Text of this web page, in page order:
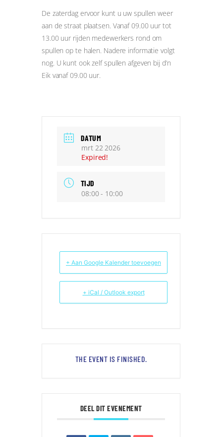
De zaterdag ervoor kunt u uw spullen weer
aan de straat plaatsen. Vanaf 09.00 uur tot
13.00 uur rijden medewerkers rond om
spullen op te halen. Nadere informatie volgt
nog. U kunt ook zelf spullen afgeven bij d’n
Eik vanaf 09.00 uur.
DATUM
mrt 22 2026
Expired!
TIJD
08:00 - 10:00
+ Aan Google Kalender toevoegen
+ iCal / Outlook export
THE EVENT IS FINISHED.
DEEL DIT EVENEMENT